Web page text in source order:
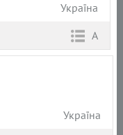
Україна
А
Україна